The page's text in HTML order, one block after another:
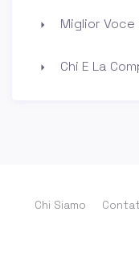
Miglior Voce
Chi E La
Chi Siamo